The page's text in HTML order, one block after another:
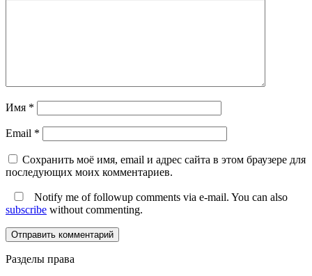
Имя *
Email *
Сохранить моё имя, email и адрес сайта в этом браузере для
последующих моих комментариев.
Notify me of followup comments via e-mail. You can also
subscribe without commenting.
Разделы права